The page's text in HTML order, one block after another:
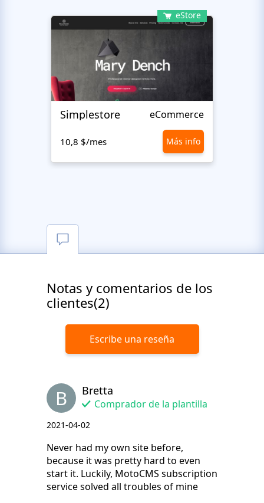
eStore
Simplestore eCommerce
10,8 $/mes Más info
Notas y comentarios de los
clientes(2)
Escribe una reseña
B Bretta
Comprador de la plantilla
2021-04-02
Never had my own site before,
because it was pretty hard to even
start it. Luckily, MotoCMS subscription
service solved all troubles of mine